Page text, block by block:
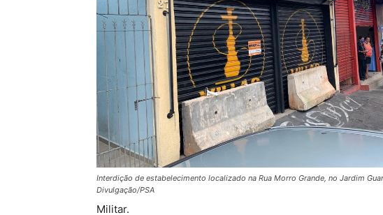
Interdição de estabelecimento localizado na Rua Morro Grande, no Jardim
Divulgação/PSA
Militar.